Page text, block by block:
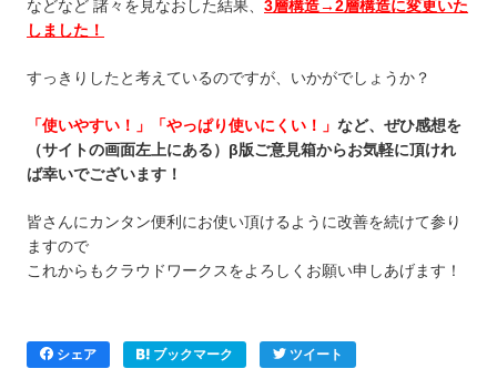
などなど 諸々を見なおした結果、 3層構造→2層構造に変更いた
しました！
すっきりしたと考えているのですが、いかがでしょうか？
「使いやすい！」「やっぱり使いにくい！」 など、ぜひ感想を
（サイトの画面左上にある）β版ご意見箱からお気軽に頂けれ
ば幸いでございます！
皆さんにカンタン便利にお使い頂けるように改善を続けて参り
ますので
これからもクラウドワークスをよろしくお願い申しあげます！
シェア ブックマーク ツイート